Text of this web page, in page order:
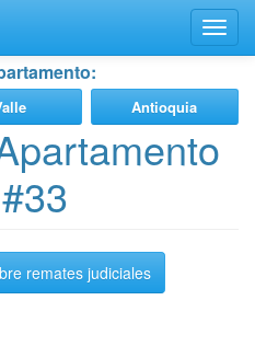
Antioquia
remates judiciales